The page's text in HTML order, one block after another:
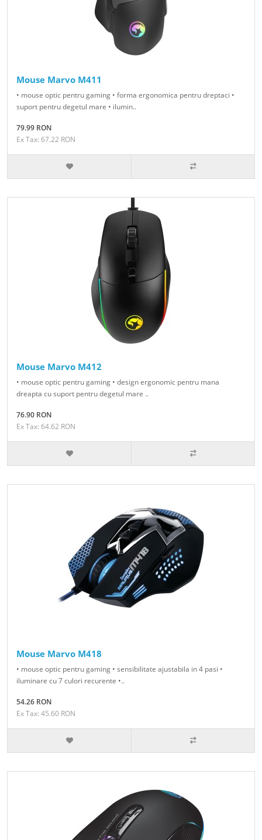
Mouse Marvo M411
• mouse optic pentru gaming • forma ergonomica pentru dreptaci •
suport pentru degetul mare • ilumin..
79.99 RON
Ex Tax: 67.22 RON
Mouse Marvo M412
• mouse optic pentru gaming • design ergonomic pentru mana
dreapta cu suport pentru degetul mare ..
76.90 RON
Ex Tax: 64.62 RON
Mouse Marvo M418
• mouse optic pentru gaming • sensibilitate ajustabila in 4 pasi •
iluminare cu 7 culori recurente •..
54.26 RON
Ex Tax: 45.60 RON